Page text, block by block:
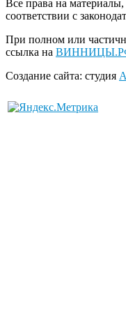
Все права на
соответствии с
При полном или
ссылка на
Создание сайта: студия